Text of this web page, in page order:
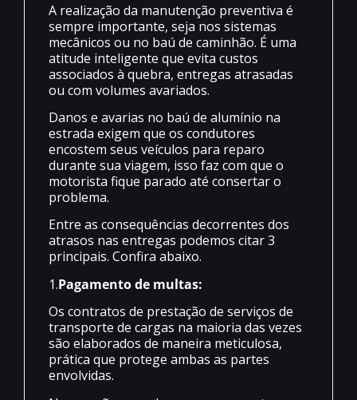
A realização da manutenção preventiva é
sempre importante, seja nos sistemas
mecânicos ou no baú de caminhão. É uma
atitude inteligente que evita custos
associados à quebra, entregas atrasadas
ou com volumes avariados.
Danos e avarias no baú de alumínio na
estrada exigem que os condutores
encostem seus veículos para reparo
durante sua viagem, isso faz com que o
motorista fique parado até consertar o
problema.
Entre as consequências decorrentes dos
atrasos nas entregas podemos citar 3
principais. Confira abaixo.
1.Pagamento de multas:
Os contratos de prestação de serviços de
transporte de cargas na maioria das vezes
são elaborados de maneira meticulosa,
prática que protege ambas as partes
envolvidas.